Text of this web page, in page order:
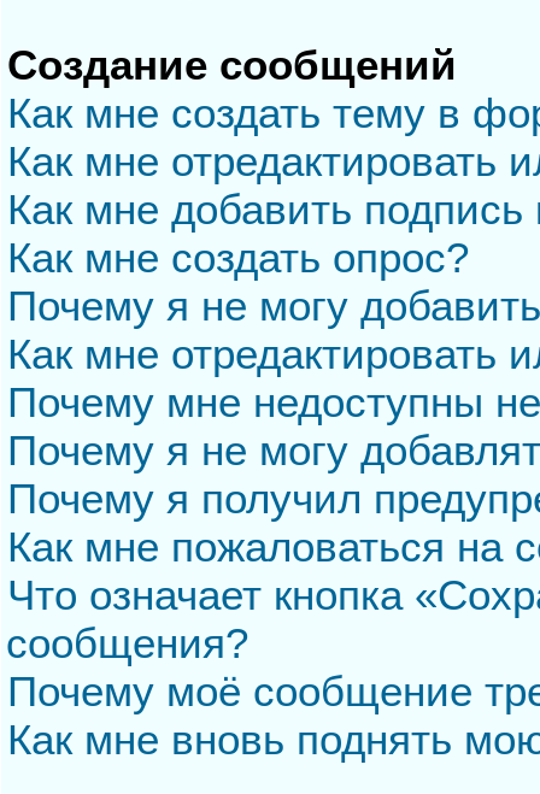
Создание сообщений
Как мне создать тему в
Как мне отредактировать
Как мне добавить
Как мне создать опрос?
Почему я не могу
Как мне отредактировать
Почему мне недоступны
Почему я не могу
Почему я получил
Как мне пожаловаться на
Что означает кнопка
сообщения?
Почему моё сообщение
Как мне вновь поднять